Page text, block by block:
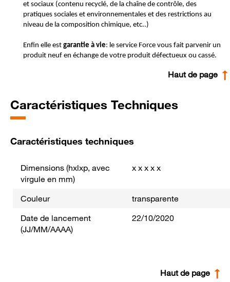
et sociaux (contenu recyclé, de la chaîne de contrôle, des
pratiques sociales et environnementales et des restrictions au
niveau de la composition chimique, etc..)
Enfin elle est garantie à vie: le service Force vous fait parvenir un
produit neuf en échange de votre produit défectueux ou cassé.
Haut de page
Caractéristiques Techniques
Caractéristiques techniques
Dimensions (hxlxp, avec
virgule en mm)
x x x x x
Couleur
transparente
Date de lancement
(JJ/MM/AAAA)
22/10/2020
Haut de page